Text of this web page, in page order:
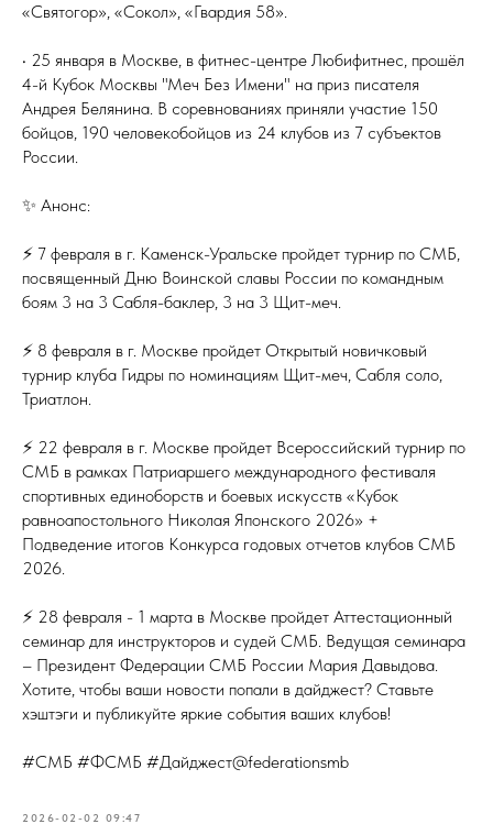
«Святогор», «Сокол», «Гвардия 58».
• 25 января в Москве, в фитнес-центре Любифитнес, прошёл
4-й Кубок Москвы "Меч Без Имени" на приз писателя
Андрея Белянина. В соревнованиях приняли участие 150
бойцов, 190 человекобойцов из 24 клубов из 7 субъектов
России.
✨ Анонс:
⚡ 7 февраля в г. Каменск-Уральске пройдет турнир по СМБ,
посвященный Дню Воинской славы России по командным
боям 3 на 3 Сабля-баклер, 3 на 3 Щит-меч.
⚡ 8 февраля в г. Москве пройдет Открытый новичковый
турнир клуба Гидры по номинациям Щит-меч, Сабля соло,
Триатлон.
⚡ 22 февраля в г. Москве пройдет Всероссийский турнир по
СМБ в рамках Патриаршего международного фестиваля
спортивных единоборств и боевых искусств «Кубок
равноапостольного Николая Японского 2026» +
Подведение итогов Конкурса годовых отчетов клубов СМБ
2026.
⚡ 28 февраля - 1 марта в Москве пройдет Аттестационный
семинар для инструкторов и судей СМБ. Ведущая семинара
– Президент Федерации СМБ России Мария Давыдова.
Хотите, чтобы ваши новости попали в дайджест? Ставьте
хэштэги и публикуйте яркие события ваших клубов!
#СМБ #ФСМБ #Дайджест@federationsmb
2026-02-02 09:47